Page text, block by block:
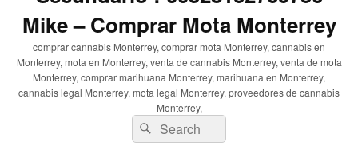
Mike – Comprar Mota Monterrey
comprar cannabis Monterrey, comprar mota Monterrey, cannabis en
Monterrey, mota en Monterrey, venta de cannabis Monterrey, venta de mota
Monterrey, comprar marihuana Monterrey, marihuana en Monterrey,
cannabis legal Monterrey, mota legal Monterrey, proveedores de cannabis
Monterrey,
Search
for:
Search